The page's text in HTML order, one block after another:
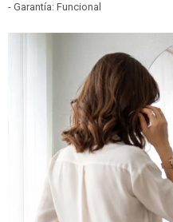
- Garantía: Funcional